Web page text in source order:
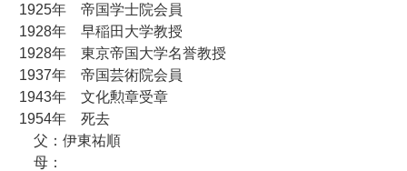
1925年 帝国学士院会員
1928年 早稲田大学教授
1928年 東京帝国大学名誉教授
1937年 帝国芸術院会員
1943年 文化勲章受章
1954年 死去
父：伊東祐順
母：